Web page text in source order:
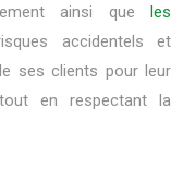
ainsi que les
accidentels et
ses clients pour leur
en respectant la